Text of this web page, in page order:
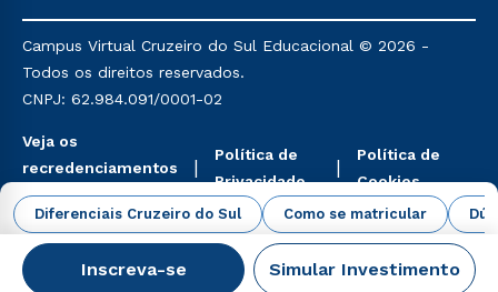
Diferenciais Cruzeiro do Sul Como se matricular
Inscreva-se Simular Investimento
mencionadas são referentes aos cursos: Ensino
Religioso, Geografia para a Docência e Metodologia
do Ensino de História: Questões Atuais.
Campus Virtual Cruzeiro do Sul Educacional © 2026 -
Todos os direitos reservados.
CNPJ: 62.984.091/0001-02
Veja os
recredenciamentos
aqui
Política de
Privacidade
Política de
Cookies